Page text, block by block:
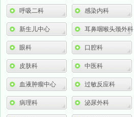
呼吸二科 感染内科
新生儿中心 耳鼻咽喉头颈外科
眼科 口腔科
皮肤科 中医科
血液肿瘤中心 过敏反应科
病理科 泌尿外科